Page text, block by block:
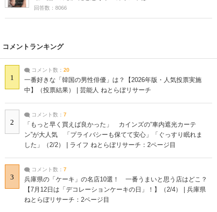
回答数：8066
コメントランキング
1
コメント数： 20
一番好きな「韓国の男性俳優」は？【2026年版・人気投票実施
中】（投票結果） | 芸能人 ねとらぼリサーチ
2
コメント数： 7
「もっと早く買えば良かった」 カインズの“車内遮光カーテ
ン”が大人気 「プライバシーも保てて安心」「ぐっすり眠れま
した」（2/2） | ライフ ねとらぼリサーチ：2ページ目
3
コメント数： 7
兵庫県の「ケーキ」の名店10選！ 一番うまいと思う店はどこ？
【7月12日は「デコレーションケーキの日」！】（2/4） | 兵庫県
ねとらぼリサーチ：2ページ目